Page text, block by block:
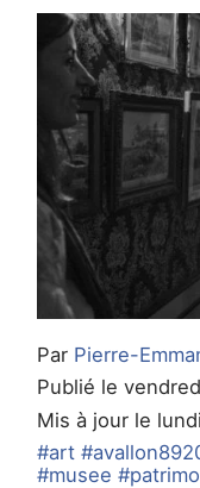
Par Pierre-
Publié le
Mis à jour le
#art
#musee